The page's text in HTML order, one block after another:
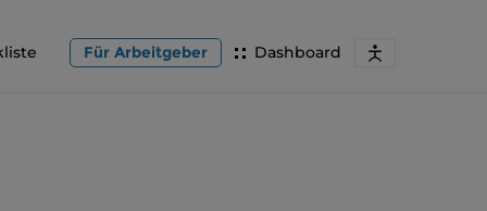
Dashboard
Für Arbeitgeber